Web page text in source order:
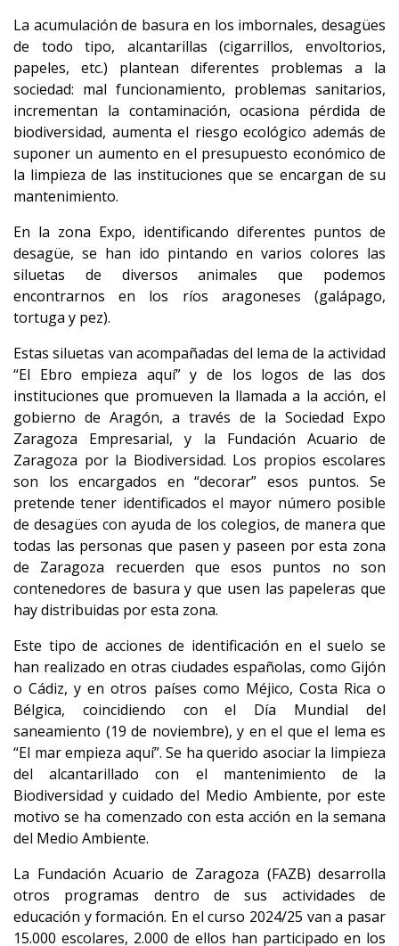
La acumulación de basura en los imbornales, desagües
de todo tipo, alcantarillas (cigarrillos, envoltorios,
papeles, etc.) plantean diferentes problemas a la
sociedad: mal funcionamiento, problemas sanitarios,
incrementan la contaminación, ocasiona pérdida de
biodiversidad, aumenta el riesgo ecológico además de
suponer un aumento en el presupuesto económico de
la limpieza de las instituciones que se encargan de su
mantenimiento.
En la zona Expo, identificando diferentes puntos de
desagüe, se han ido pintando en varios colores las
siluetas de diversos animales que podemos
encontrarnos en los ríos aragoneses (galápago,
tortuga y pez).
Estas siluetas van acompañadas del lema de la actividad
“El Ebro empieza aquí” y de los logos de las dos
instituciones que promueven la llamada a la acción, el
gobierno de Aragón, a través de la Sociedad Expo
Zaragoza Empresarial, y la Fundación Acuario de
Zaragoza por la Biodiversidad. Los propios escolares
son los encargados en “decorar” esos puntos. Se
pretende tener identificados el mayor número posible
de desagües con ayuda de los colegios, de manera que
todas las personas que pasen y paseen por esta zona
de Zaragoza recuerden que esos puntos no son
contenedores de basura y que usen las papeleras que
hay distribuidas por esta zona.
Este tipo de acciones de identificación en el suelo se
han realizado en otras ciudades españolas, como Gijón
o Cádiz, y en otros países como Méjico, Costa Rica o
Bélgica, coincidiendo con el Día Mundial del
saneamiento (19 de noviembre), y en el que el lema es
“El mar empieza aquí”. Se ha querido asociar la limpieza
del alcantarillado con el mantenimiento de la
Biodiversidad y cuidado del Medio Ambiente, por este
motivo se ha comenzado con esta acción en la semana
del Medio Ambiente.
La Fundación Acuario de Zaragoza (FAZB) desarrolla
otros programas dentro de sus actividades de
educación y formación. En el curso 2024/25 van a pasar
15.000 escolares, 2.000 de ellos han participado en los